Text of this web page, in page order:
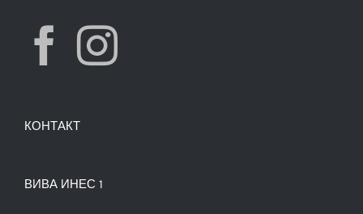
КОНТАКТ
ВИВА ИНЕС 1